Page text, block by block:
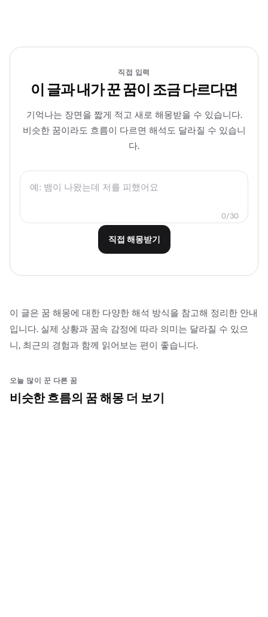
직접 입력
이 글과 내가 꾼 꿈이 조금 다르다면
기억나는 장면을 짧게 적고 새로 해몽받을 수 있습니다.
비슷한 꿈이라도 흐름이 다르면 해석도 달라질 수 있습니
다.
0/30
직접 해몽받기
이 글은 꿈 해몽에 대한 다양한 해석 방식을 참고해 정리한 안내
입니다. 실제 상황과 꿈속 감정에 따라 의미는 달라질 수 있으
니, 최근의 경험과 함께 읽어보는 편이 좋습니다.
오늘 많이 꾼 다른 꿈
비슷한 흐름의 꿈 해몽 더 보기